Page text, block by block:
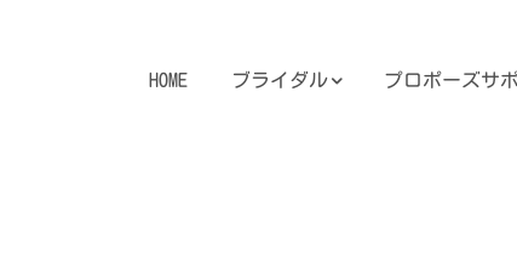
HOME ブライダル プロポーズサ